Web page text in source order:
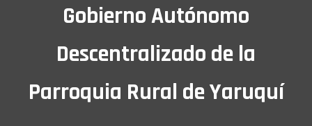
Gobierno Autónomo
Descentralizado de la
Parroquia Rural de Yaruquí